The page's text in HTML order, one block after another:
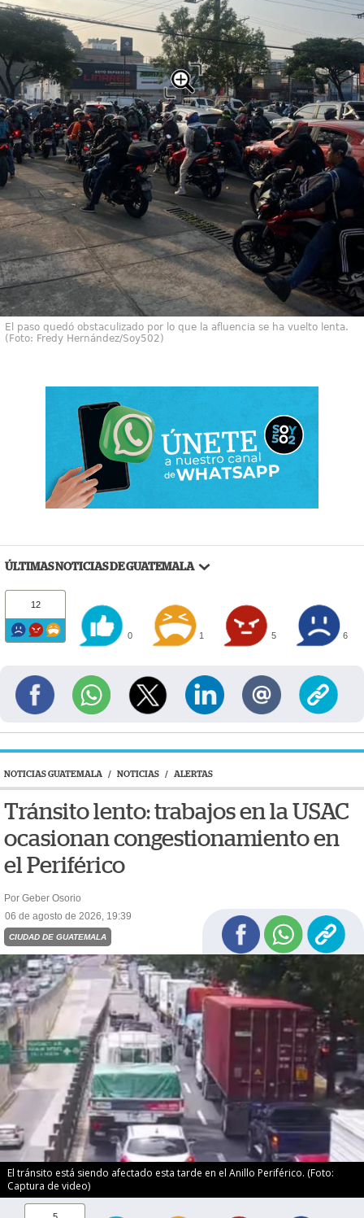
El paso quedó obstaculizado por lo que la afluencia se ha vuelto lenta.
(Foto: Fredy Hernández/Soy502)
ÚLTIMAS NOTICIAS DE GUATEMALA
12
0 1 5 6
NOTICIAS GUATEMALA / NOTICIAS / ALERTAS
Tránsito lento: trabajos en la USAC
ocasionan congestionamiento en
el Periférico
Por Geber Osorio
06 de agosto de 2026, 19:39
CIUDAD DE GUATEMALA
El tránsito está siendo afectado esta tarde en el Anillo Periférico. (Foto:
Captura de video)